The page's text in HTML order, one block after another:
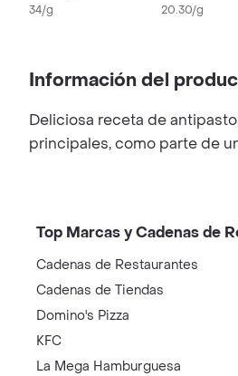
34/g
20.30/g
Información del
Deliciosa receta de
principales, como parte de
Top Marcas y Cadenas de
Cadenas de Restaurantes
Cadenas de Tiendas
Domino's Pizza
KFC
La Mega Hamburguesa